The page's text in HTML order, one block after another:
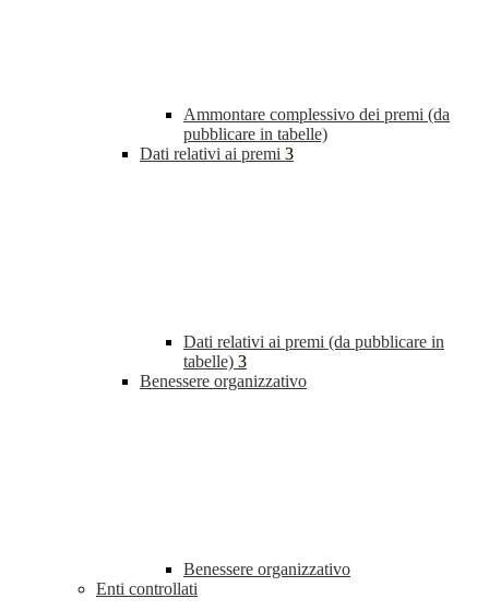
Ammontare complessivo dei premi (da
pubblicare in tabelle)
Dati relativi ai premi 3
Dati relativi ai premi (da pubblicare in
tabelle) 3
Benessere organizzativo
Benessere organizzativo
Enti controllati